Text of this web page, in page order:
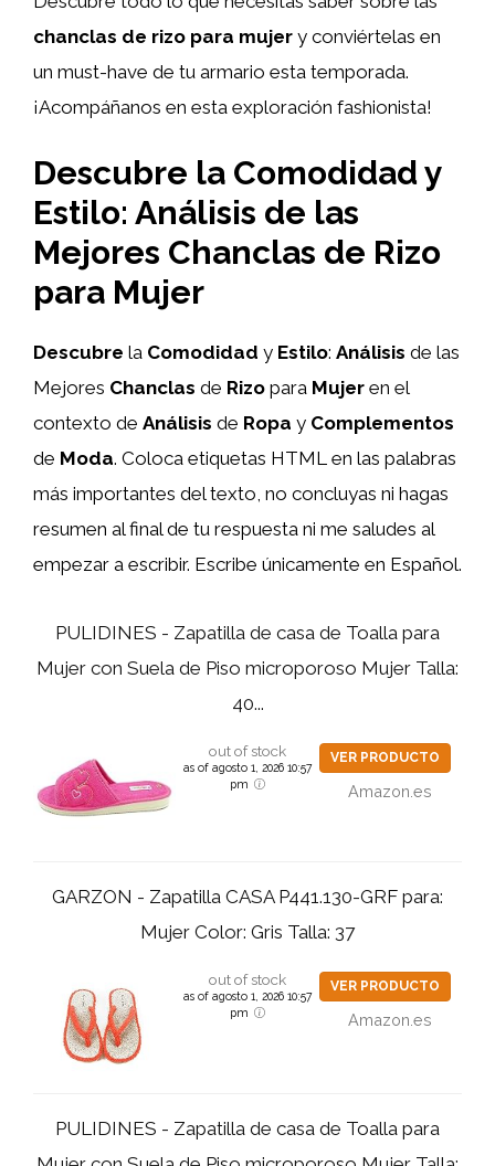
chanclas de rizo para mujer y conviértelas en
un must-have de tu armario esta temporada.
¡Acompáñanos en esta exploración fashionista!
Descubre la Comodidad y
Estilo: Análisis de las
Mejores Chanclas de Rizo
para Mujer
Descubre la Comodidad y Estilo: Análisis de las
Mejores Chanclas de Rizo para Mujer en el
contexto de Análisis de Ropa y Complementos
de Moda. Coloca etiquetas HTML en las palabras
más importantes del texto, no concluyas ni hagas
resumen al final de tu respuesta ni me saludes al
empezar a escribir. Escribe únicamente en Español.
PULIDINES - Zapatilla de casa de Toalla para
Mujer con Suela de Piso microporoso Mujer Talla:
40...
out of stock
as of agosto 1, 2026 10:57
pm
VER PRODUCTO
Amazon.es
GARZON - Zapatilla CASA P441.130-GRF para:
Mujer Color: Gris Talla: 37
out of stock
as of agosto 1, 2026 10:57
pm
VER PRODUCTO
Amazon.es
PULIDINES - Zapatilla de casa de Toalla para